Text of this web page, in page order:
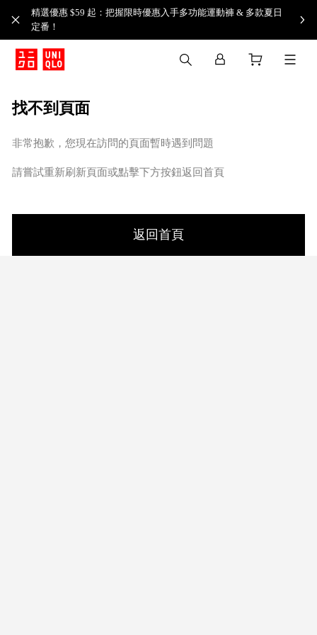
精選優惠 $59 起：把握限時優惠入手多功能運動褲 & 多款夏日
定番！​
找不到頁面
非常抱歉，您現在訪問的頁面暫時遇到問題
請嘗試重新刷新頁面或點擊下方按鈕返回首頁
返回首頁